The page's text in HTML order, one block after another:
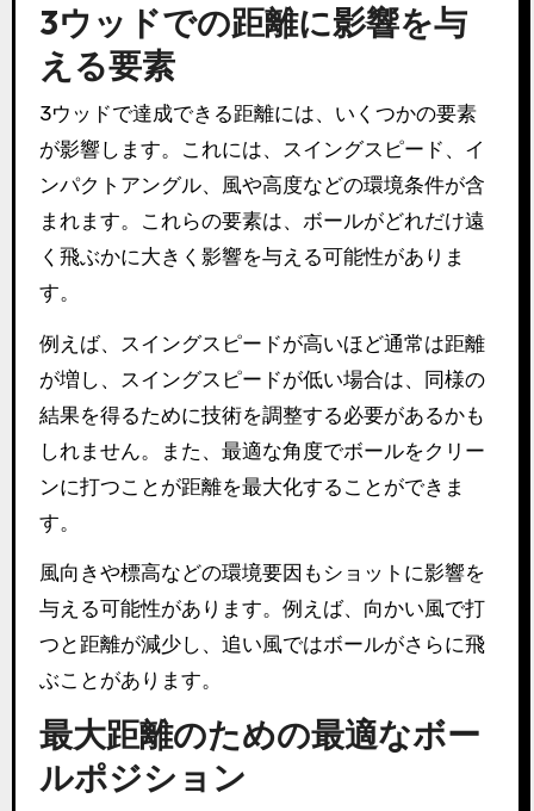
3ウッドでの距離に影響を与
える要素
3ウッドで達成できる距離には、いくつかの要素
が影響します。これには、スイングスピード、イ
ンパクトアングル、風や高度などの環境条件が含
まれます。これらの要素は、ボールがどれだけ遠
く飛ぶかに大きく影響を与える可能性がありま
す。
例えば、スイングスピードが高いほど通常は距離
が増し、スイングスピードが低い場合は、同様の
結果を得るために技術を調整する必要があるかも
しれません。また、最適な角度でボールをクリー
ンに打つことが距離を最大化することができま
す。
風向きや標高などの環境要因もショットに影響を
与える可能性があります。例えば、向かい風で打
つと距離が減少し、追い風ではボールがさらに飛
ぶことがあります。
最大距離のための最適なボー
ルポジション